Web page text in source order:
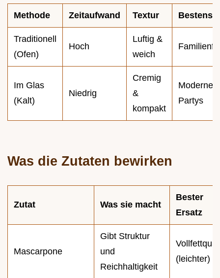
Methode Zeitaufwand Textur Bestens
Traditionell
(Ofen)
Hoch
Luftig &
weich
Im Glas
(Kalt)
Niedrig
Cremig
&
kompakt
Moderne
Partys
Was die Zutaten bewirken
Zutat Was sie macht
Bester
Ersatz
Mascarpone
Gibt Struktur
und
Reichhaltigkeit
(leichter)